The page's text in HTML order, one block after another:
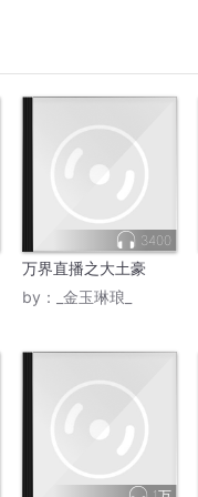
3400
万界直播之大土豪
by：
_金玉琳琅_